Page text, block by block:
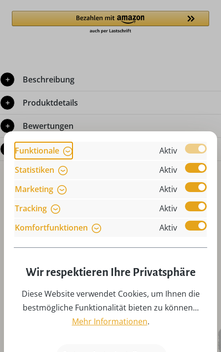
Beschreibung
Produktdetails
Bewertungen
Fragen zum Produkt
Produktgalerie überspringen
Zubehör
Funktionale
Aktiv
Statistiken
Aktiv
Marketing
Aktiv
Tracking
Aktiv
Komfortfunktionen
Aktiv
Wir respektieren Ihre Privatsphäre
Diese Website verwendet Cookies, um Ihnen die
bestmögliche Funktionalität bieten zu können...
Mehr Informationen.